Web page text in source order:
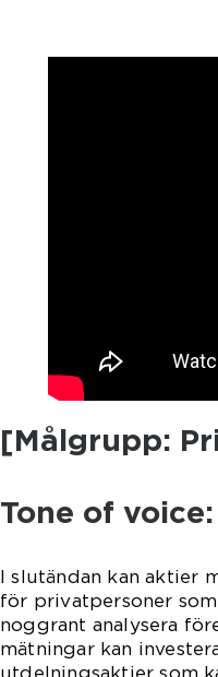
[Målgrupp:
Tone of
I slutändan kan aktier
för privatpersoner
noggrant analysera
mätningar kan
utdelningsaktier som